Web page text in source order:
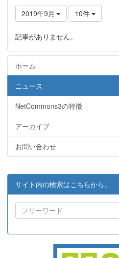
2019年9月 10件
記事がありません。
ホーム
ニュース
NetCommons3の特徴
アーカイブ
お問い合わせ
サイト内の検索はこちらから。